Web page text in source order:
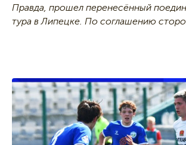
Правда, прошел перенесённый
тура в Липецке. По соглашению